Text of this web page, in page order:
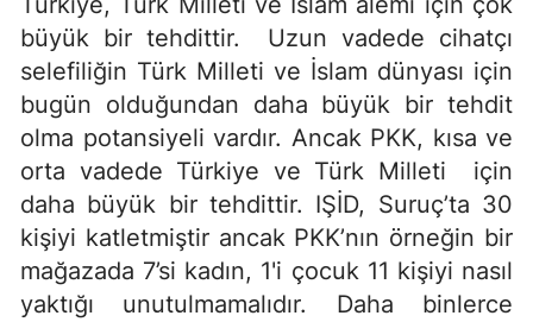
büyük bir tehdittir. Uzun vadede cihatçı
selefiliğin Türk Milleti ve İslam dünyası için
bugün olduğundan daha büyük bir tehdit
olma potansiyeli vardır. Ancak PKK, kısa ve
orta vadede Türkiye ve Türk Milleti için
daha büyük bir tehdittir. IŞİD, Suruç’ta 30
kişiyi katletmiştir ancak PKK’nın örneğin bir
mağazada 7’si kadın, 1'i çocuk 11 kişiyi nasıl
yaktığı unutulmamalıdır. Daha binlerce